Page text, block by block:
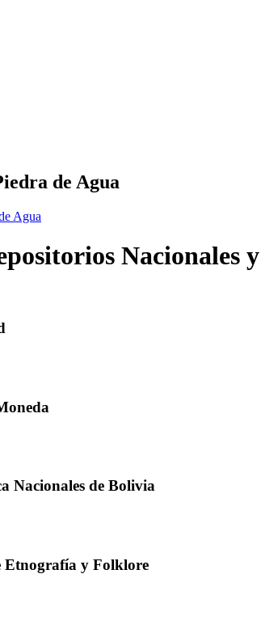
de Agua
Agua
Nacionales
Nacionales de Bolivia
Etnografía y Folklore